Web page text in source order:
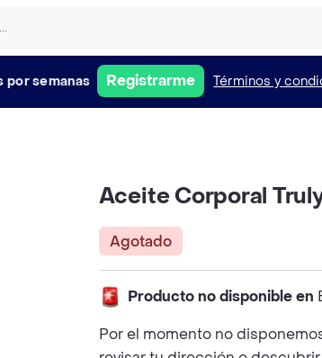
por semanas Registrarme Términos y
Aceite Corporal
Agotado
Producto no disponible en
Por el momento no